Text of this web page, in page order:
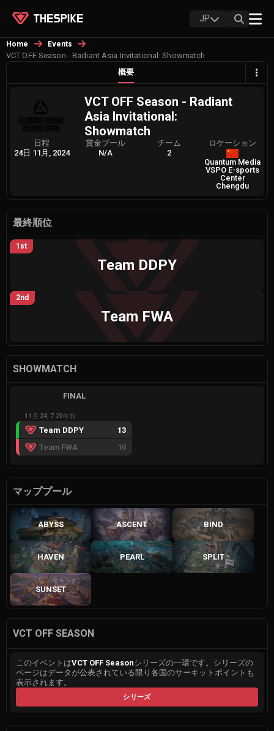
JP
Home Events
VCT OFF Season - Radiant Asia Invitational: Showmatch
概要
VCT OFF Season - Radiant
Asia Invitational:
Showmatch
日程
24日 11月, 2024
賞金プール
N/A
チーム
2
ロケーション
Quantum Media
VSPO E-sports
Center
Chengdu
最終順位
1st
Team DDPY
2nd
Team FWA
SHOWMATCH
FINAL
11月 24, 7:20午前
Team DDPY
13
Team FWA
10
マッププール
ABYSS ASCENT BIND
HAVEN PEARL SPLIT
SUNSET
VCT OFF SEASON
このイベントはVCT OFF Seasonシリーズの一環です。シリーズの
ページはデータが公表されている限り各国のサーキットポイントも
表示されます。
シリーズ